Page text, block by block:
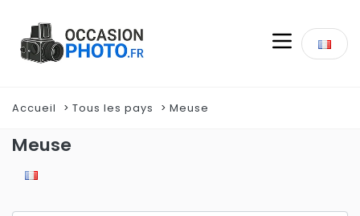
Accueil Tous les pays Meuse
Meuse